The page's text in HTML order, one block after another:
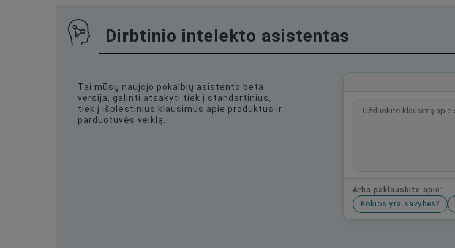
Dirbtinio intelekto asistentas
Tai mūsų naujojo pokalbių asistento beta
versija, galinti atsakyti tiek į standartinius,
tiek į išplėstinius klausimus apie produktus ir
parduotuvės veiklą.
Arba paklauskite apie:
Kokios yra savybės?